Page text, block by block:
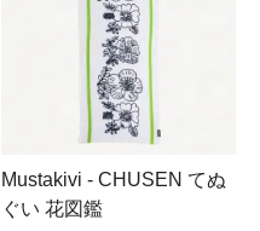
Mustakivi - CHUSEN てぬ
ぐい 花図鑑